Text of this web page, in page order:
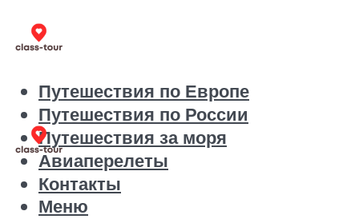
Путешествия по Европе
Путешествия по России
Путешествия за моря
Авиаперелеты
Контакты
Меню